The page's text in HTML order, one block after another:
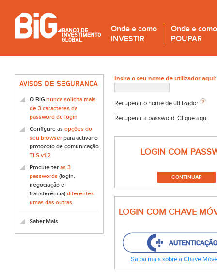
Onde e como
INVESTIR
Onde e como
POUPAR
AVISOS DE SEGURANÇA
O BiG nunca solicita mais
de 3 caracteres da
password de login
Configure as opções do
seu browser para activar o
protocolo de comunicação
TLS v1.2
Procure ter as 3
passwords (login,
negociação e
transferência) diferentes
umas das outras
Saber Mais
Insira o seu nome de utilizador aqui:
Recuperar o nome de utilizador
Recuperar a password: Clique aqui
LOGIN COM
LOGIN COM CHAVE
Saiba mais sobre a Chave